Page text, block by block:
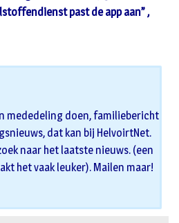
past de app aan” ,
mededeling doen, familiebericht
dat kan bij HelvoirtNet.
naar het laatste nieuws. (een
het vaak leuker). Mailen maar!